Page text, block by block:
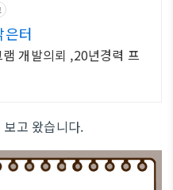
은터
개발의뢰 ,20년경력 프
고 왔습니다.